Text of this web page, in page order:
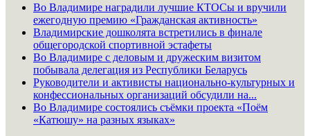
Во Владимире наградили лучшие КТОСы и вручили
ежегодную премию «Гражданская активность»
Владимирские дошколята встретились в финале
общегородской спортивной эстафеты
Во Владимире с деловым и дружеским визитом
побывала делегация из Республики Беларусь
Руководители и активисты национально-культурных и
конфессиональных организаций обсудили на...
Во Владимире состоялись съёмки проекта «Поём
«Катюшу» на разных языках»